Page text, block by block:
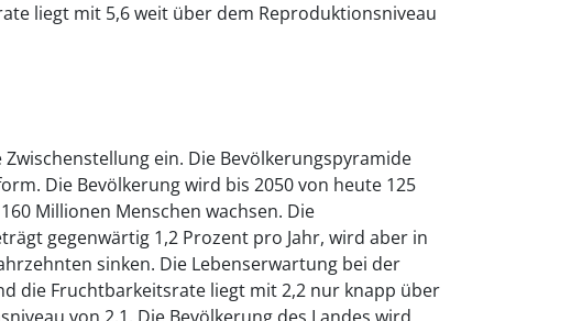
liegt mit 5,6 weit über dem Reproduktionsniveau
ein. Die Bevölkerungspyramide
Die Bevölkerung wird bis 2050 von heute 125
Millionen Menschen wachsen. Die
gegenwärtig 1,2 Prozent pro Jahr, wird aber in
sinken. Die Lebenserwartung bei der
die Fruchtbarkeitsrate liegt mit 2,2 nur knapp über